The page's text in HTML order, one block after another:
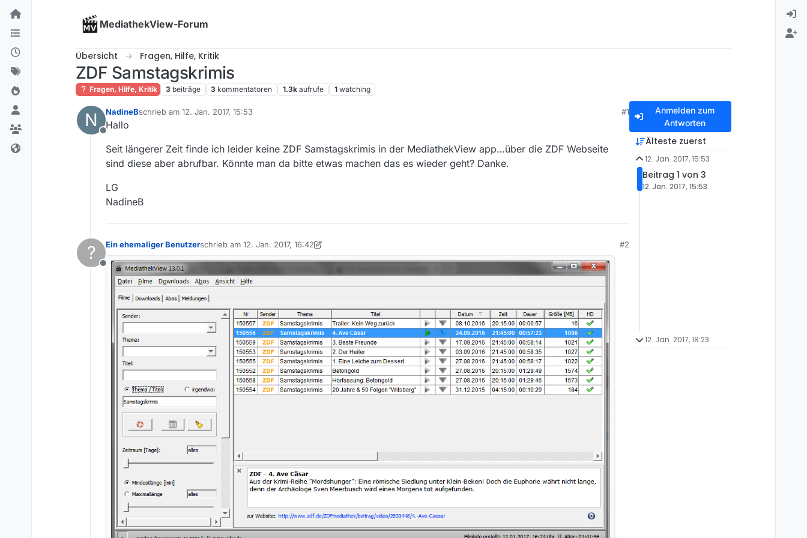
Skip to content
MediathekView-Forum
Übersicht Fragen, Hilfe, Kritik
ZDF Samstagskrimis
Fragen, Hilfe, Kritik 3 beiträge 3 kommentatoren 1.3k aufrufe 1 watching
N
Offline
NadineBschrieb am 12. Jan. 2017, 15:53
zuletzt editiert von
#1
Hallo
Seit längerer Zeit finde ich leider keine ZDF Samstagskrimis in der MediathekView app…über die ZDF Webseite
sind diese aber abrufbar. Könnte man da bitte etwas machen das es wieder geht? Danke.
LG
NadineB
?
Offline
Ein ehemaliger Benutzerschrieb am 12. Jan. 2017, 16:42
zuletzt editiert von Ein ehemaliger Benutzer
#2
Anmelden zum
Antworten
Älteste zuerst
12. Jan. 2017, 15:53
Beitrag 1 von 3
12. Jan. 2017, 15:53
12. Jan. 2017, 18:23